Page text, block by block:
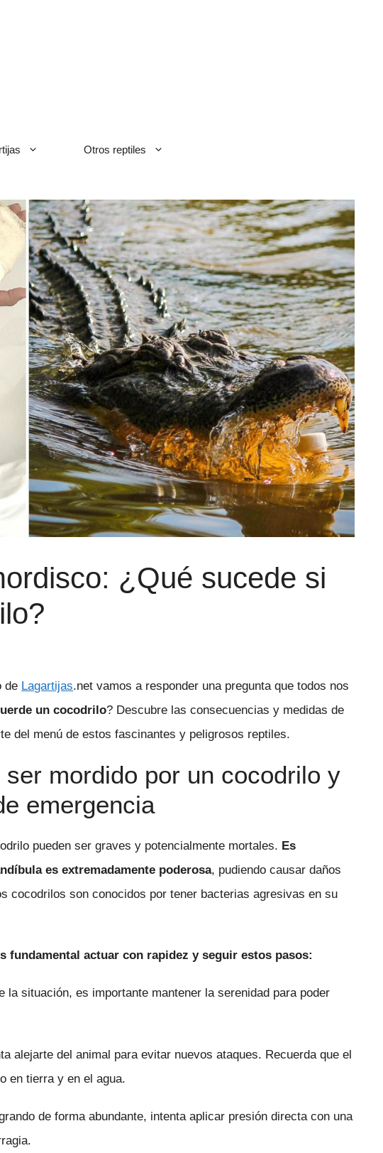
Otros reptiles
¿Qué sucede si
de Lagartijas.net vamos a responder una pregunta que todos nos
un cocodrilo? Descubre las consecuencias y medidas de
del menú de estos fascinantes y peligrosos reptiles.
mordido por un cocodrilo y
emergencia
pueden ser graves y potencialmente mortales. Es
es extremadamente poderosa, pudiendo causar daños
cocodrilos son conocidos por tener bacterias agresivas en su
fundamental actuar con rapidez y seguir estos pasos:
la situación, es importante mantener la serenidad para poder
alejarte del animal para evitar nuevos ataques. Recuerda que el
en tierra y en el agua.
de forma abundante, intenta aplicar presión directa con una